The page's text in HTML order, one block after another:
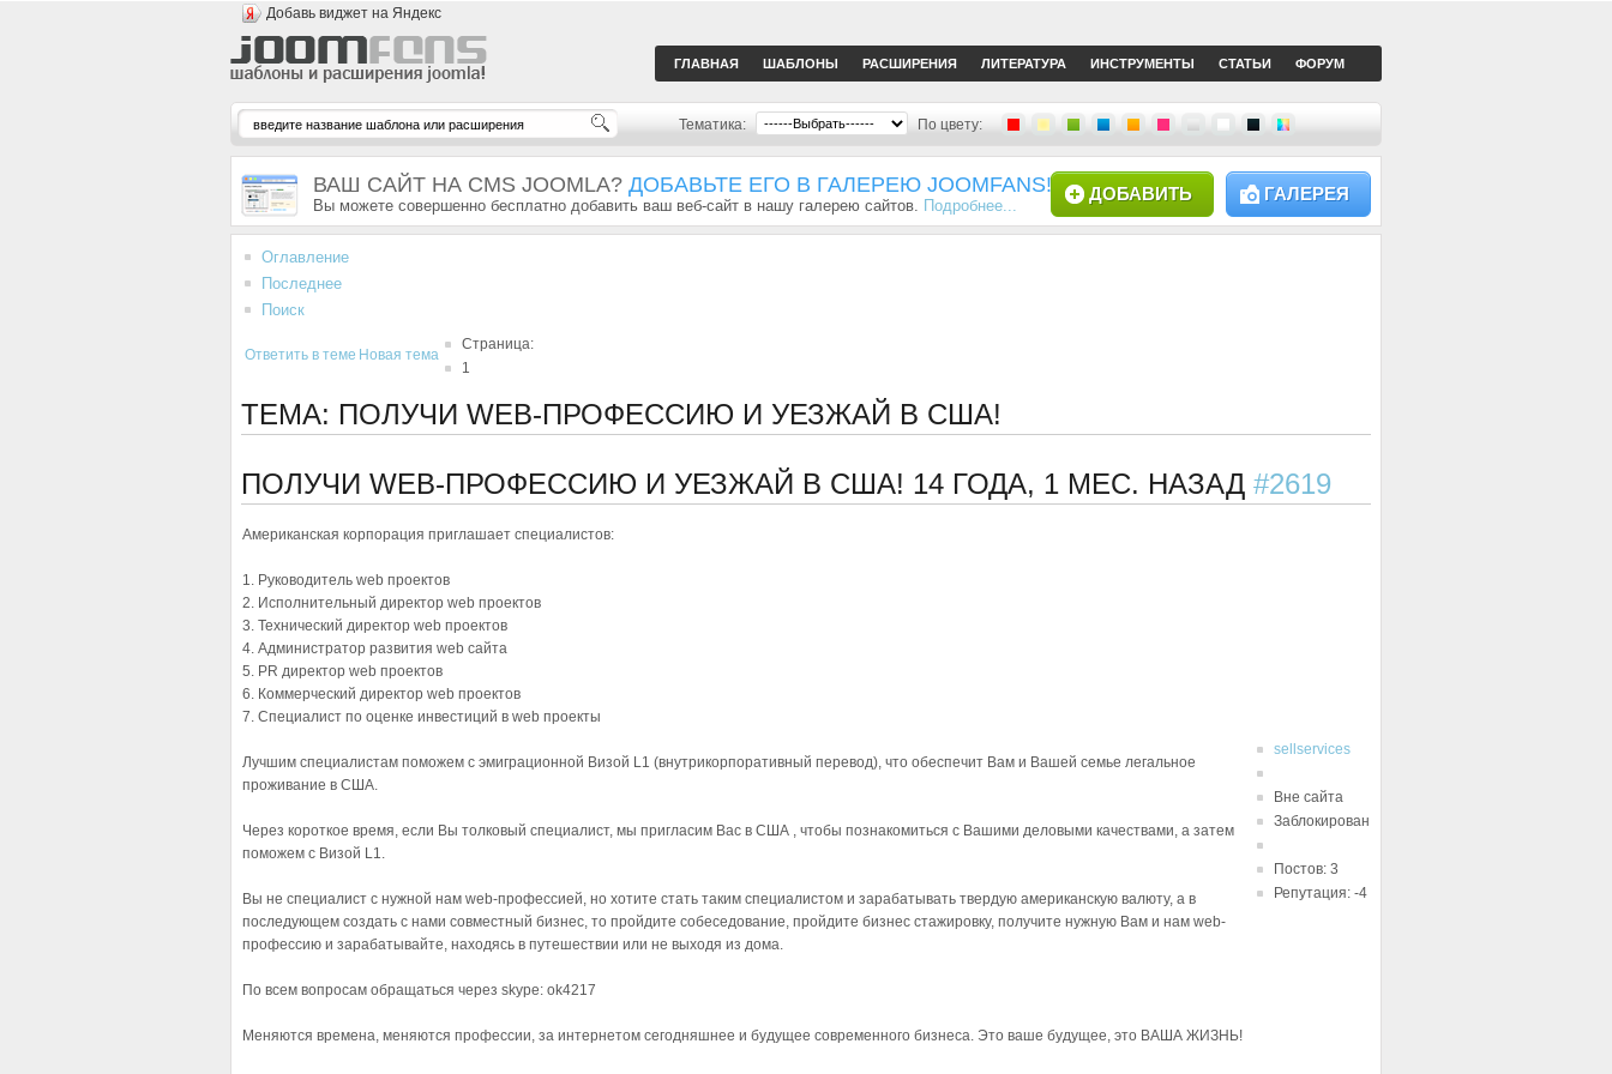
Добавь виджет на Яндекс
ГЛАВНАЯ ШАБЛОНЫ РАСШИРЕНИЯ ЛИТЕРАТУРА ИНСТРУМЕНТЫ СТАТЬИ ФОРУМ
Тематика: По цвету:
ВАШ САЙТ НА CMS JOOMLA? ДОБАВЬТЕ ЕГО В ГАЛЕРЕЮ JOOMFANS!
Вы можете совершенно бесплатно добавить ваш веб-сайт в нашу галерею сайтов. Подробнее...
ГАЛЕРЕЯ
ДОБАВИТЬ
Оглавление
Последнее
Поиск
Ответить в теме Новая тема
Страница:
1
ТЕМА: ПОЛУЧИ WEB-ПРОФЕССИЮ И УЕЗЖАЙ В США!
ПОЛУЧИ WEB-ПРОФЕССИЮ И УЕЗЖАЙ В США! 14 ГОДА, 1 МЕС. НАЗАД #2619
Американская корпорация приглашает специалистов:
1. Руководитель web проектов
2. Исполнительный директор web проектов
3. Технический директор web проектов
4. Администратор развития web сайта
5. PR директор web проектов
6. Коммерческий директор web проектов
7. Специалист по оценке инвестиций в web проекты
Лучшим специалистам поможем с эмиграционной Визой L1 (внутрикорпоративный перевод), что обеспечит Вам и Вашей семье легальное
проживание в США.
Через короткое время, если Вы толковый специалист, мы пригласим Вас в США , чтобы познакомиться с Вашими деловыми качествами, а затем
поможем с Визой L1.
Вы не специалист с нужной нам web-профессией, но хотите стать таким специалистом и зарабатывать твердую американскую валюту, а в
последующем создать с нами совместный бизнес, то пройдите собеседование, пройдите бизнес стажировку, получите нужную Вам и нам web-
профессию и зарабатывайте, находясь в путешествии или не выходя из дома.
По всем вопросам обращаться через skype: ok4217
Меняются времена, меняются профессии, за интернетом сегодняшнее и будущее современного бизнеса. Это ваше будущее, это ВАША ЖИЗНЬ!
sellservices
Вне сайта
Заблокирован
Постов: 3
Репутация: -4